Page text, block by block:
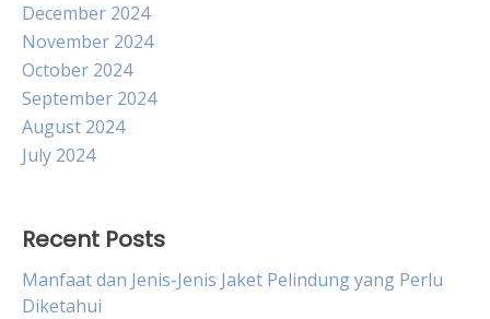
December 2024
November 2024
October 2024
September 2024
August 2024
July 2024
Recent Posts
Manfaat dan Jenis-Jenis Jaket Pelindung yang Perlu
Diketahui